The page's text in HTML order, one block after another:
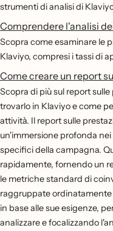
strumenti di analisi di
Comprendere l'analisi
Scopra come esaminare le
Klaviyo, compresi i tassi di
Come creare un report
Scopra di più sul report
trovarlo in Klaviyo e come
attività. Il report sulle
un'immersione profonda
specifici della campagna.
rapidamente, fornendo un
le metriche standard di
raggruppate
in base alle sue esigenze,
analizzare e focalizzando